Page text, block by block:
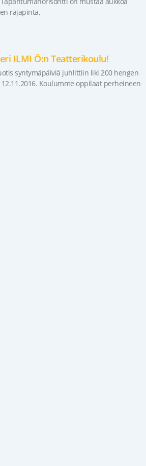
rajapinta,
ILMI Ö:n Teatterikoulu!
syntymäpäiviä juhlittiin liki 200 hengen
Koulumme oppilaat perheineen